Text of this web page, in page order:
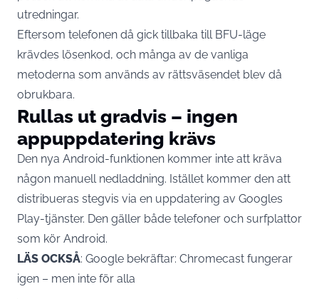
utredningar.
Eftersom telefonen då gick tillbaka till BFU-läge
krävdes lösenkod, och många av de vanliga
metoderna som används av rättsväsendet blev då
obrukbara.
Rullas ut gradvis – ingen
appuppdatering krävs
Den nya Android-funktionen kommer inte att kräva
någon manuell nedladdning. Istället kommer den att
distribueras stegvis via en uppdatering av Googles
Play-tjänster. Den gäller både telefoner och surfplattor
som kör Android.
LÄS OCKSÅ: Google bekräftar: Chromecast fungerar
igen – men inte för alla